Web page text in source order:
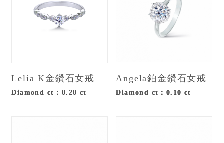
Lelia K金鑽石女戒
Diamond ct：0.20 ct
Angela鉑金鑽石女戒
Diamond ct：0.10 ct